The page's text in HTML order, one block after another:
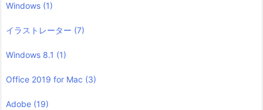
Windows (1)
イラストレーター (7)
Windows 8.1 (1)
Office 2019 for Mac (3)
Adobe (19)